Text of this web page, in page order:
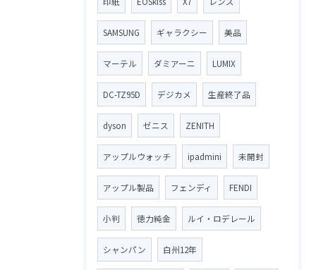
SAMSUNG ギャラクシー 美品
マーテル ダミアーニ LUMIX
DC-TZ95D デジカメ 生産終了品
dyson ゼニス ZENITH
アップルウォッチ ipadmini 未開封
アップル製品 フェンディ FENDI
小判 徳力純金 ルイ・ロデレール
シャンパン 白州12年